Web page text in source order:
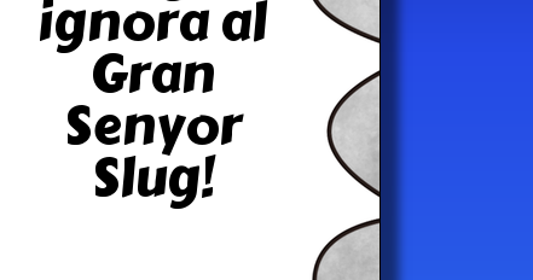
ignora al
Gran
Senyor
Slug!